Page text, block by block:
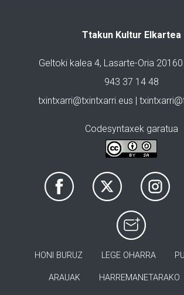
Ttakun Kultur Elkartea
Geltoki kalea 4, Lasarte-Oria
943 37 14 48
txintxarri@txintxarri.eus |
Codesyntaxek garatua
HONI BURUZ LEGE OHARRA
ARAUAK HARREMANETARAKO